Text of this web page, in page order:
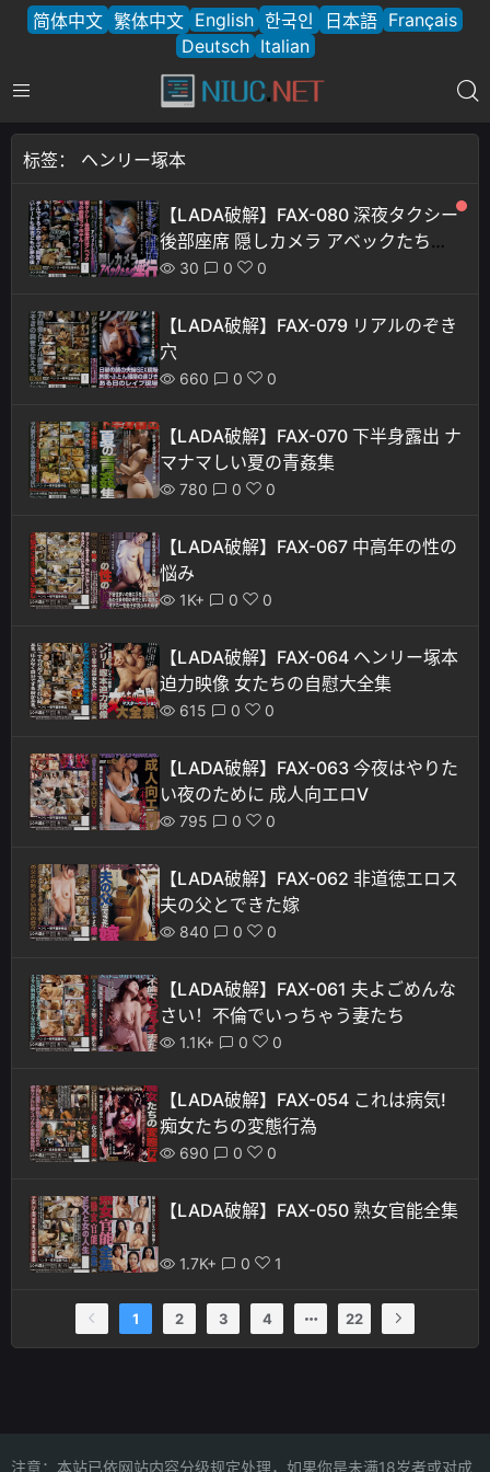
简体中文 繁体中文 English 한국인 日本語 Français
Deutsch Italian
标签： ヘンリー塚本
【LADA破解】FAX-080 深夜タクシー
後部座席 隠しカメラ アベックたちの
淫行
30 0 0
【LADA破解】FAX-079 リアルのぞき
穴
660 0 0
【LADA破解】FAX-070 下半身露出 ナ
マナマしい夏の青姦集
780 0 0
【LADA破解】FAX-067 中高年の性の
悩み
1K+ 0 0
【LADA破解】FAX-064 ヘンリー塚本
迫力映像 女たちの自慰大全集
615 0 0
【LADA破解】FAX-063 今夜はやりた
い夜のために 成人向エロV
795 0 0
【LADA破解】FAX-062 非道徳エロス
夫の父とできた嫁
840 0 0
【LADA破解】FAX-061 夫よごめんな
さい！不倫でいっちゃう妻たち
1.1K+ 0 0
【LADA破解】FAX-054 これは病気!
痴女たちの変態行為
690 0 0
【LADA破解】FAX-050 熟女官能全集
1.7K+ 0 1
1 2 3 4 22
注意：本站已依网站内容分级规定处理，如果你是未满18岁者或对成